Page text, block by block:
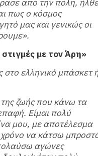
από την πόλη, ήλθε
πως ο κόσμος
μας και γενικώς οι
με τον Άρη»
στο ελληνικό μπάσκετ
ζωής που κάνω τα
Είμαι πολύ
μου, με αποτέλεσμα
να κάτσω
αγώνες